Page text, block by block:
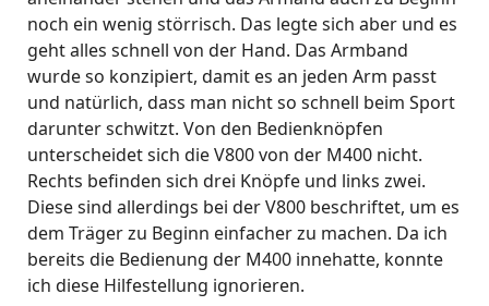
noch ein wenig störrisch. Das legte sich aber und es
geht alles schnell von der Hand. Das Armband
wurde so konzipiert, damit es an jeden Arm passt
und natürlich, dass man nicht so schnell beim Sport
darunter schwitzt. Von den Bedienknöpfen
unterscheidet sich die V800 von der M400 nicht.
Rechts befinden sich drei Knöpfe und links zwei.
Diese sind allerdings bei der V800 beschriftet, um es
dem Träger zu Beginn einfacher zu machen. Da ich
bereits die Bedienung der M400 innehatte, konnte
ich diese Hilfestellung ignorieren.